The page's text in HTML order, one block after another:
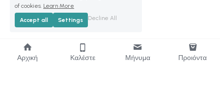
Αρχική Καλέστε Μήνυμα Προιόντα
of cookies. Learn More
Accept all Settings Decline All